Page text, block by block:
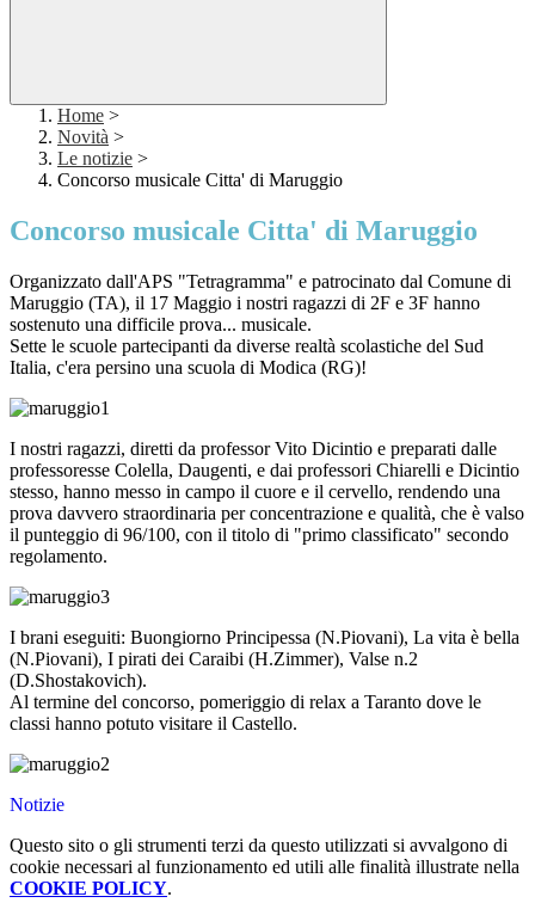
Home >
Novità >
Le notizie >
Concorso musicale Citta' di Maruggio
Concorso musicale Citta' di Maruggio
Organizzato dall'APS "Tetragramma" e patrocinato dal Comune di
Maruggio (TA), il 17 Maggio i nostri ragazzi di 2F e 3F hanno
sostenuto una difficile prova... musicale.
Sette le scuole partecipanti da diverse realtà scolastiche del Sud
Italia, c'era persino una scuola di Modica (RG)!
I nostri ragazzi, diretti da professor Vito Dicintio e preparati dalle
professoresse Colella, Daugenti, e dai professori Chiarelli e Dicintio
stesso, hanno messo in campo il cuore e il cervello, rendendo una
prova davvero straordinaria per concentrazione e qualità, che è valso
il punteggio di 96/100, con il titolo di "primo classificato" secondo
regolamento.
I brani eseguiti: Buongiorno Principessa (N.Piovani), La vita è bella
(N.Piovani), I pirati dei Caraibi (H.Zimmer), Valse n.2
(D.Shostakovich).
Al termine del concorso, pomeriggio di relax a Taranto dove le
classi hanno potuto visitare il Castello.
Notizie
Questo sito o gli strumenti terzi da questo utilizzati si avvalgono di
cookie necessari al funzionamento ed utili alle finalità illustrate nella
COOKIE POLICY.